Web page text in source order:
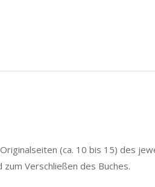
(ca. 10 bis 15) des
Verschließen des Buches.